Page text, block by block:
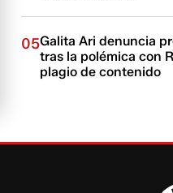
05Galita Ari denuncia
tras la polémica con
plagio de contenido